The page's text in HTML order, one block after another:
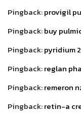
Pingback:provigil
Pingback:buy
Pingback:pyridium
Pingback:reglan
Pingback:remeron
Pingback:retin-a